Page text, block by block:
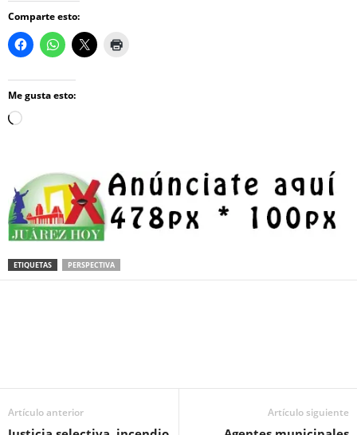
Comparte esto:
Me gusta esto:
Loading…
ETIQUETAS PERSPECTIVA
Artículo anterior Artículo siguiente